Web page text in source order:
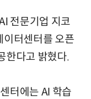
전문기업 지코
이터센터를 오픈
한다고 밝혔다.
터에는 AI 학습